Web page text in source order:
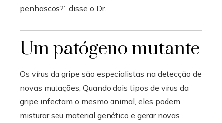
penhascos?” disse o Dr.
Um patógeno mutante
Os vírus da gripe são especialistas na detecção de
novas mutações; Quando dois tipos de vírus da
gripe infectam o mesmo animal, eles podem
misturar seu material genético e gerar novas